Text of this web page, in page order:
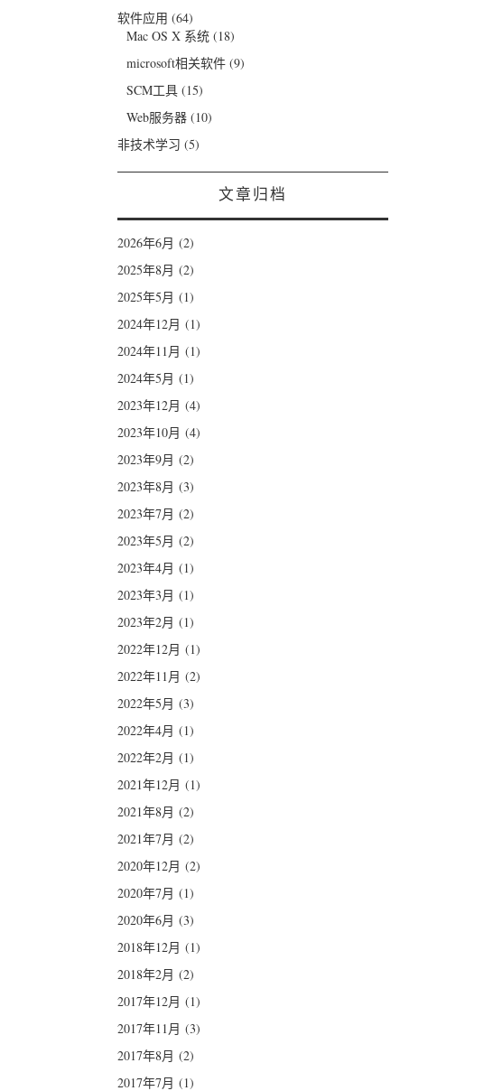
软件应用 (64)
Mac OS X 系统(18)
microsoft相关软件(9)
SCM工具(15)
Web服务器(10)
非技术学习 (5)
文章归档
2026年6月 (2)
2025年8月 (2)
2025年5月 (1)
2024年12月 (1)
2024年11月 (1)
2024年5月 (1)
2023年12月 (4)
2023年10月 (4)
2023年9月 (2)
2023年8月 (3)
2023年7月 (2)
2023年5月 (2)
2023年4月 (1)
2023年3月 (1)
2023年2月 (1)
2022年12月 (1)
2022年11月 (2)
2022年5月 (3)
2022年4月 (1)
2022年2月 (1)
2021年12月 (1)
2021年8月 (2)
2021年7月 (2)
2020年12月 (2)
2020年7月 (1)
2020年6月 (3)
2018年12月 (1)
2018年2月 (2)
2017年12月 (1)
2017年11月 (3)
2017年8月 (2)
2017年7月 (1)